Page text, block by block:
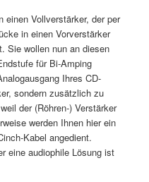
einen Vollverstärker, der per
in einen Vorverstärker
Sie wollen nun an diesen
für Bi-Amping
Ihres CD-
sondern zusätzlich zu
der (Röhren-) Verstärker
werden Ihnen hier ein
Kabel angedient.
eine audiophile Lösung ist